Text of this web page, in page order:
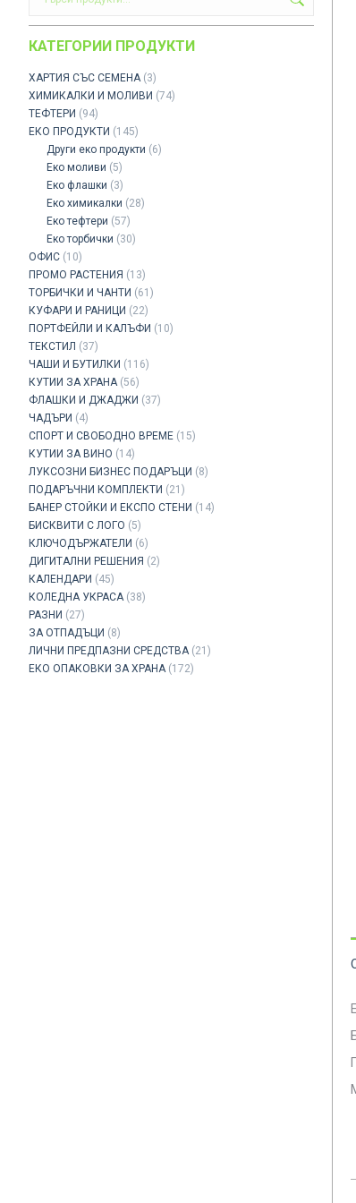
КАТЕГОРИИ ПРОДУКТИ
ХАРТИЯ СЪС СЕМЕНА (3)
ХИМИКАЛКИ И МОЛИВИ (74)
ТЕФТЕРИ (94)
ЕКО ПРОДУКТИ (145)
Други еко продукти (6)
Еко моливи (5)
Еко флашки (3)
Eко химикалки (28)
Еко тефтери (57)
Еко торбички (30)
ОФИС (10)
ПРОМО РАСТЕНИЯ (13)
ТОРБИЧКИ И ЧАНТИ (61)
КУФАРИ И РАНИЦИ (22)
ПОРТФЕЙЛИ И КАЛЪФИ (10)
ТЕКСТИЛ (37)
ЧАШИ И БУТИЛКИ (116)
КУТИИ ЗА ХРАНА (56)
ФЛАШКИ И ДЖАДЖИ (37)
ЧАДЪРИ (4)
СПОРТ И СВОБОДНО ВРЕМЕ (15)
КУТИИ ЗА ВИНО (14)
ЛУКСОЗНИ БИЗНЕС ПОДАРЪЦИ (8)
ПОДАРЪЧНИ КОМПЛЕКТИ (21)
БАНЕР СТОЙКИ И ЕКСПО СТЕНИ (14)
БИСКВИТИ С ЛОГО (5)
КЛЮЧОДЪРЖАТЕЛИ (6)
ДИГИТАЛНИ РЕШЕНИЯ (2)
КАЛЕНДАРИ (45)
КОЛЕДНА УКРАСА (38)
РАЗНИ (27)
ЗА ОТПАДЪЦИ (8)
ЛИЧНИ ПРЕДПАЗНИ СРЕДСТВА (21)
ЕКО ОПАКОВКИ ЗА ХРАНА (172)